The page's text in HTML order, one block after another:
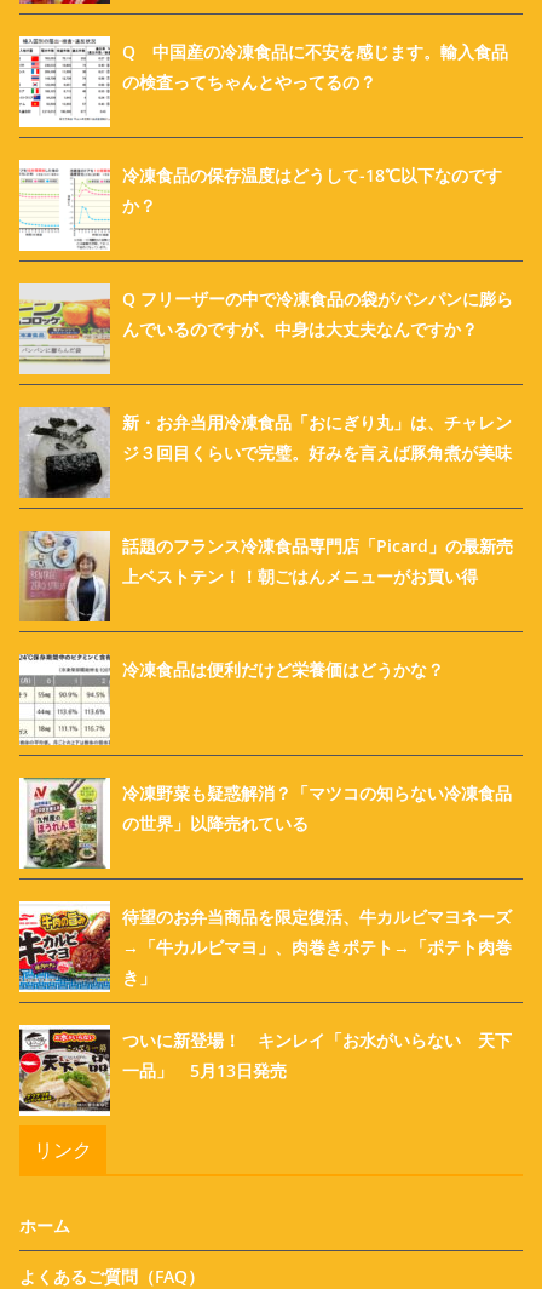
Q 中国産の冷凍食品に不安を感じます。輸入食品
の検査ってちゃんとやってるの？
冷凍食品の保存温度はどうして-18℃以下なのです
か？
Q フリーザーの中で冷凍食品の袋がパンパンに膨ら
んでいるのですが、中身は大丈夫なんですか？
新・お弁当用冷凍食品「おにぎり丸」は、チャレン
ジ３回目くらいで完璧。好みを言えば豚角煮が美味
話題のフランス冷凍食品専門店「Picard」の最新売
上ベストテン！！朝ごはんメニューがお買い得
冷凍食品は便利だけど栄養価はどうかな？
冷凍野菜も疑惑解消？「マツコの知らない冷凍食品
の世界」以降売れている
待望のお弁当商品を限定復活、牛カルビマヨネーズ
→「牛カルビマヨ」、肉巻きポテト→「ポテト肉巻
き」
ついに新登場！ キンレイ「お水がいらない 天下
一品」 5月13日発売
リンク
ホーム
よくあるご質問（FAQ）